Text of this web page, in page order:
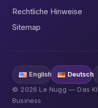
Rechtliche Hinweise
Sitemap
English Deutsch
© 2026 Le Nugg — Das
Business